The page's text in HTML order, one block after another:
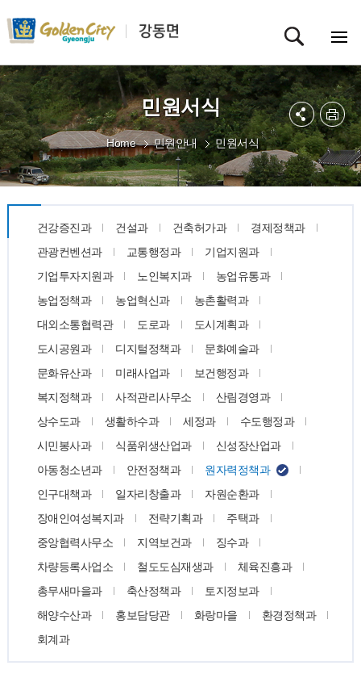
민원서식
Home 민원안내 민원서식
건강증진과 건설과 건축허가과
경제정책과
관광컨벤션과
교통행정과
기업지원과
기업투자지원과
노인복지과
농업유통과
농업정책과
농업혁신과
농촌활력과
대외소통협력관
도로과
도시계획과
도시공원과
디지털정책과
문화예술과
문화유산과
미래사업과
보건행정과
복지정책과
사적관리사무소
산림경영과
상수도과
생활하수과 세정과
수도행정과
시민봉사과
식품위생산업과
신성장산업과
아동청소년과
안전정책과
원자력정책과
인구대책과
일자리창출과
자원순환과
장애인여성복지과
전략기획과
주택과
중앙협력사무소
지역보건과
징수과
차량등록사업소
철도도심재생과
체육진흥과
총무새마을과
축산정책과
토지정보과
해양수산과
홍보담당관 화랑마을
환경정책과
회계과